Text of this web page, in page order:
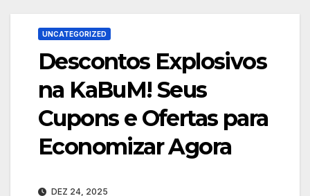
UNCATEGORIZED
Descontos Explosivos
na KaBuM! Seus
Cupons e Ofertas para
Economizar Agora
DEZ 24, 2025